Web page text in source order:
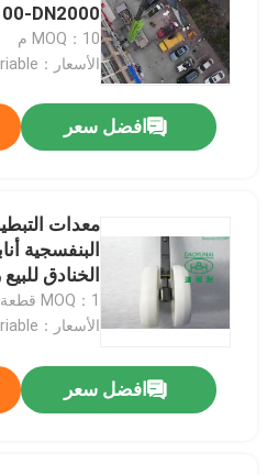
DN2000
MOQ：10 م
الأسعار：Variable
افضل سعر
معدات
البنفسجية
الخنادق
MOQ：1 قطعة
الأسعار：Variable
افضل سعر